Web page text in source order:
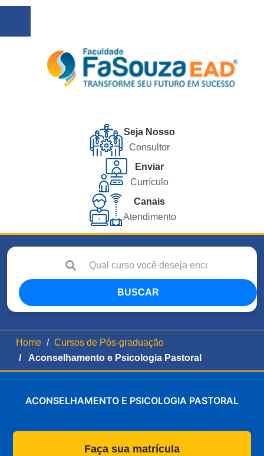
Seja Nosso
Consultor
Enviar
Currículo
Canais
Atendimento
BUSCAR
Home
Cursos de Pós-graduação
Aconselhamento e Psicologia Pastoral
ACONSELHAMENTO E PSICOLOGIA PASTORAL
Faça sua matrícula